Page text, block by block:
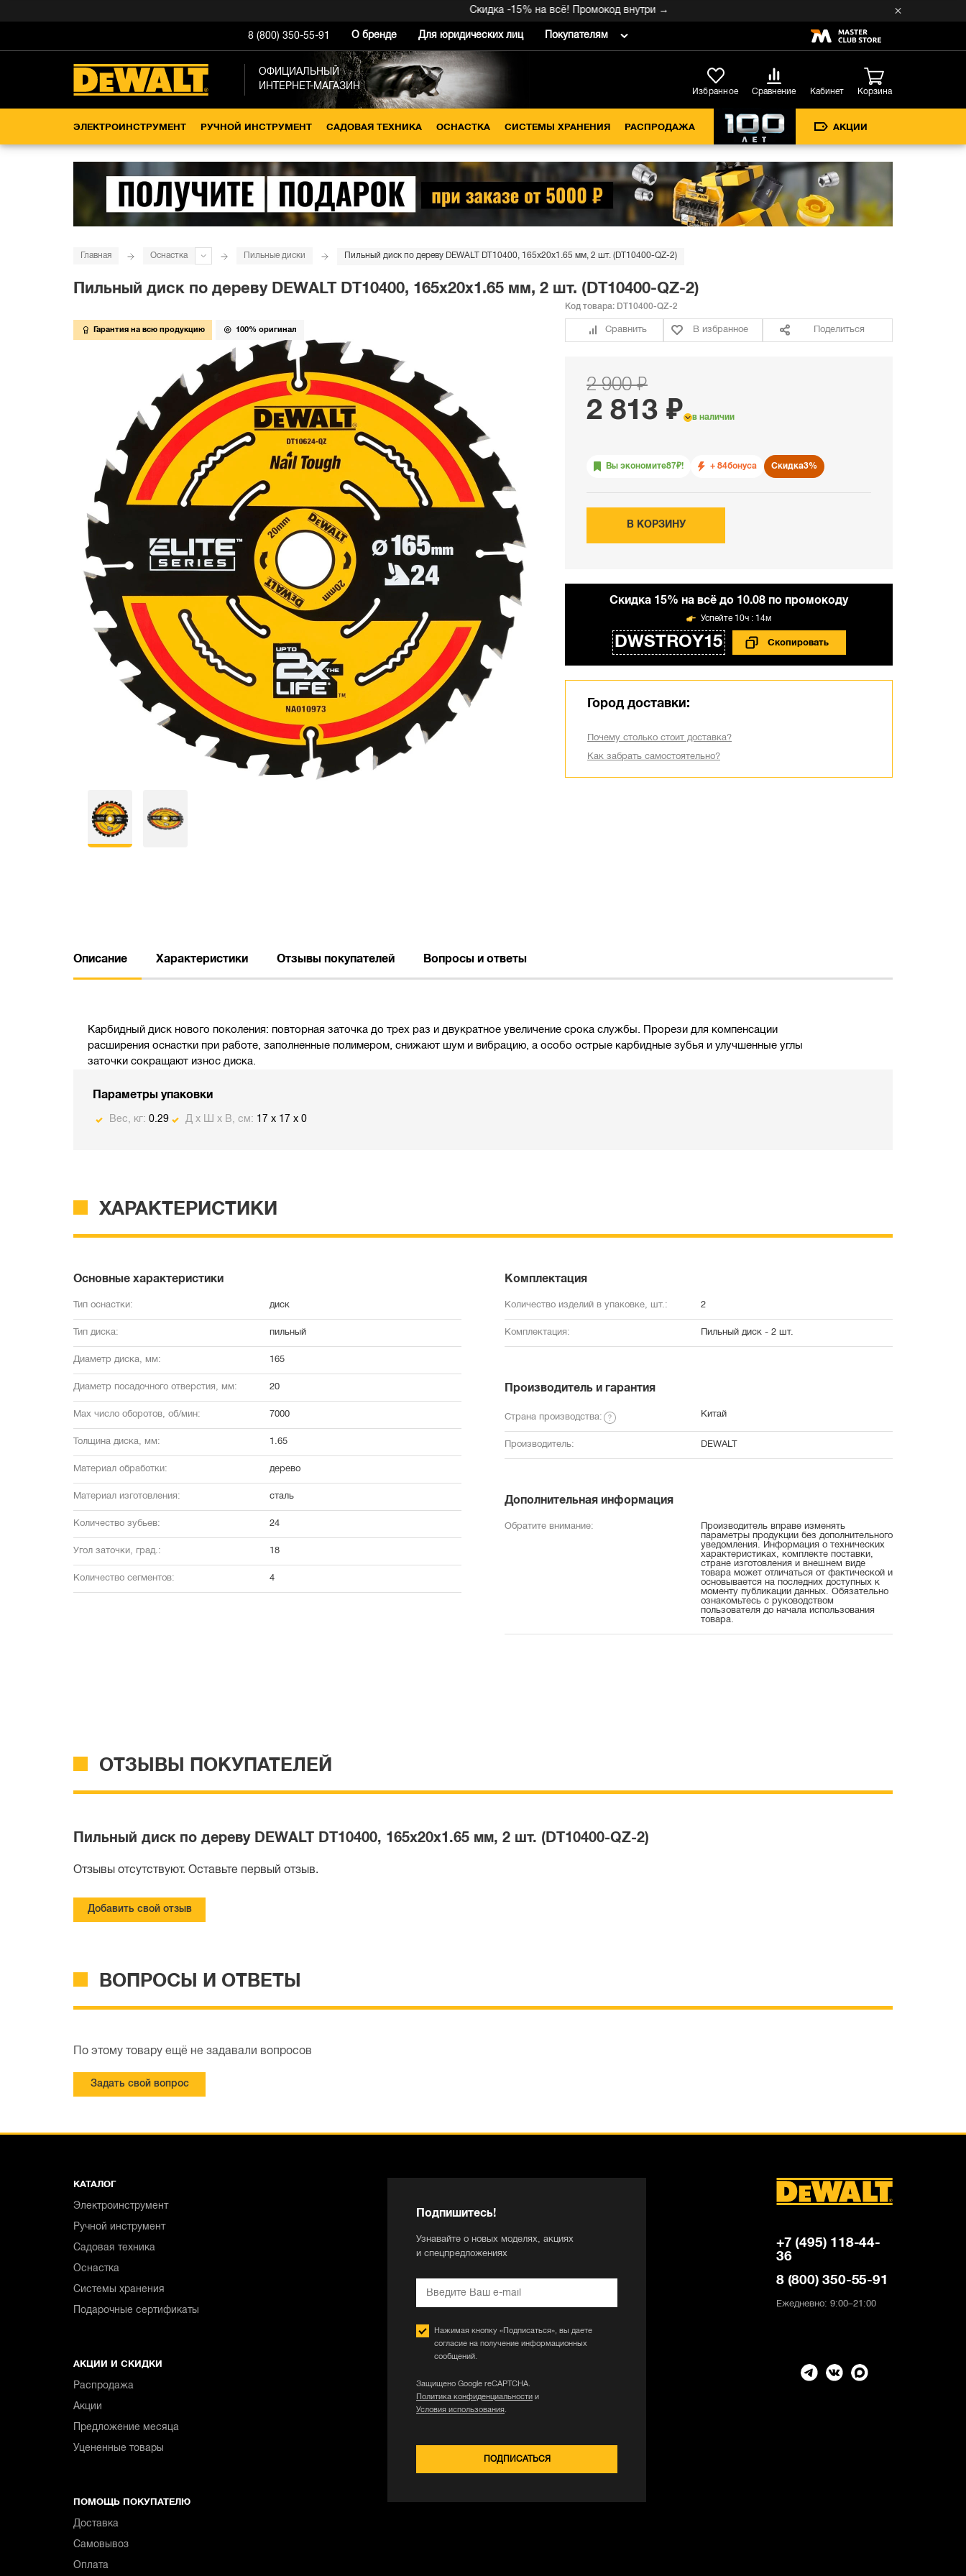
Скидка -15% на всё! Промокод внутри →
8 (800) 350-55-91 О бренде Для юридических лиц Покупателям
ОФИЦИАЛЬНЫЙ
ИНТЕРНЕТ-МАГАЗИН
Избранное Сравнение Кабинет Корзина
ЭЛЕКТРОИНСТРУМЕНТ РУЧНОЙ ИНСТРУМЕНТ САДОВАЯ ТЕХНИКА ОСНАСТКА СИСТЕМЫ ХРАНЕНИЯ РАСПРОДАЖА АКЦИИ
Главная Оснастка Пильные диски Пильный диск по дереву DEWALT DT10400, 165х20х1.65 мм, 2 шт. (DT10400-QZ-2)
Пильный диск по дереву DEWALT DT10400, 165х20х1.65 мм, 2 шт. (DT10400-QZ-2)
Гарантия на всю продукцию 100% оригинал
Код товара: DT10400-QZ-2
Сравнить В избранное Поделиться
2 900 ₽
2 813 ₽ в наличии
Вы экономите87₽! + 84бонуса Скидка3%
В КОРЗИНУ
Cкидка 15% на всё до 10.08 по промокоду
DWSTROY15
10ч : 14м
Город доставки:
Почему столько стоит доставка?
Как забрать самостоятельно?
Описание Характеристики Отзывы покупателей Вопросы и ответы
Карбидный диск нового поколения: повторная заточка до трех раз и двукратное увеличение срока службы. Прорези для компенсации
расширения оснастки при работе, заполненные полимером, снижают шум и вибрацию, а особо острые карбидные зубья и улучшенные углы
заточки сокращают износ диска.
Параметры упаковки
Вес, кг: 0.29 Д х Ш х В, см: 17 x 17 x 0
ХАРАКТЕРИСТИКИ
Основные характеристики
Тип оснастки: диск
Тип диска: пильный
Диаметр диска, мм: 165
Диаметр посадочного отверстия, мм: 20
Max число оборотов, об/мин: 7000
Толщина диска, мм: 1.65
Материал обработки: дерево
Материал изготовления: сталь
Количество зубьев: 24
Угол заточки, град.: 18
Количество сегментов: 4
Комплектация
Количество изделий в упаковке, шт.: 2
Комплектация: Пильный диск - 2 шт.
Производитель и гарантия
Страна производства: Китай
Производитель: DEWALT
Дополнительная информация
Обратите внимание:
Производитель вправе изменять
параметры продукции без дополнительного
уведомления. Информация о технических
характеристиках, комплекте поставки,
стране изготовления и внешнем виде
товара может отличаться от фактической и
основывается на последних доступных к
моменту публикации данных. Обязательно
ознакомьтесь с руководством
пользователя до начала использования
товара.
ОТЗЫВЫ ПОКУПАТЕЛЕЙ
Пильный диск по дереву DEWALT DT10400, 165х20х1.65 мм, 2 шт. (DT10400-QZ-2)
Отзывы отсутствуют. Оставьте первый отзыв.
Добавить свой отзыв
ВОПРОСЫ И ОТВЕТЫ
По этому товару ещё не задавали вопросов
Задать свой вопрос
КАТАЛОГ
Электроинструмент
Ручной инструмент
Садовая техника
Оснастка
Системы хранения
Подарочные сертификаты
АКЦИИ И СКИДКИ
Распродажа
Акции
Предложение месяца
Уцененные товары
ПОМОЩЬ ПОКУПАТЕЛЮ
Доставка
Самовывоз
Оплата
Подпишитесь!
Узнавайте о новых моделях, акциях
и спецпредложениях
ПОДПИСАТЬСЯ
Нажимая кнопку «Подписаться», вы даете
согласие на получение информационных
сообщений.
Защищено Google reCAPTCHA.
Политика конфиденциальности и
Условия использования.
+7 (495) 118-44-
36
8 (800) 350-55-91
Ежедневно: 9:00–21:00